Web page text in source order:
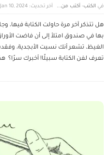
الكتب- أكتب من... آخر تحديث: Jan 10, 2024
هل تتذكر آخر مرة حاولت الكتابة فيها،
بها في صندوق امتلأ إلى أن فاضت
الغيظ، تشعر أنك نسيت الأبجدية،
تعرف لفن الكتابة سبيلًا! أخبرك سرًا؟